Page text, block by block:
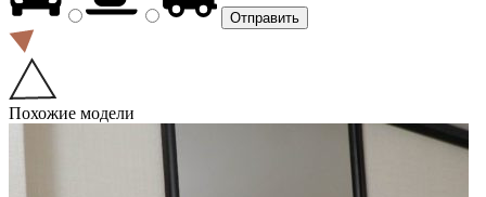
Похожие модели